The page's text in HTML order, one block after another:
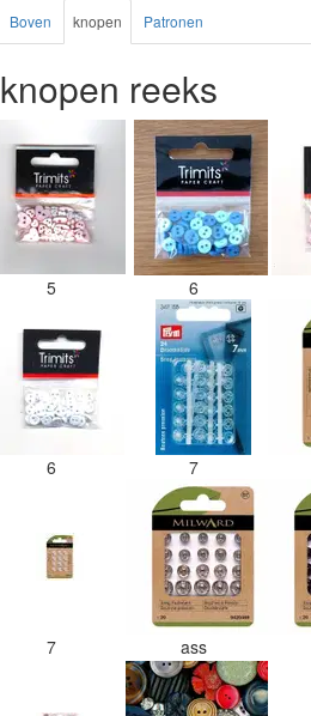
Boven knopen Patronen
knopen reeks
5 6
6 7
7 ass